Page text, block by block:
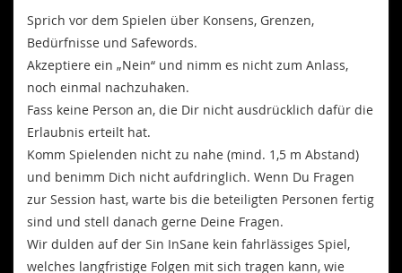
Sprich vor dem Spielen über Konsens, Grenzen,
Bedürfnisse und Safewords.
Akzeptiere ein „Nein“ und nimm es nicht zum Anlass,
noch einmal nachzuhaken.
Fass keine Person an, die Dir nicht ausdrücklich dafür die
Erlaubnis erteilt hat.
Komm Spielenden nicht zu nahe (mind. 1,5 m Abstand)
und benimm Dich nicht aufdringlich. Wenn Du Fragen
zur Session hast, warte bis die beteiligten Personen fertig
sind und stell danach gerne Deine Fragen.
Wir dulden auf der Sin InSane kein fahrlässiges Spiel,
welches langfristige Folgen mit sich tragen kann, wie